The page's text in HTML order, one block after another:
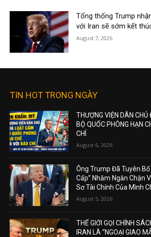
Tổng thống Trump
với Iran sẽ sớm kết
August 7, 2026
TIN HOT TRONG NGÀY
THƯỢNG VIỆN DÂN
BỘ QUỐC PHÒNG HẠN
CHÍ
August 6, 2026
Ông Trump Đã Tuyên
Cấp” Nhằm Ngăn Chặn
Sơ Tài Chính Của Mình
August 5, 2026
THẾ GIỚI GỌI CHÍNH
IRAN LÀ “NGOẠI GIAO